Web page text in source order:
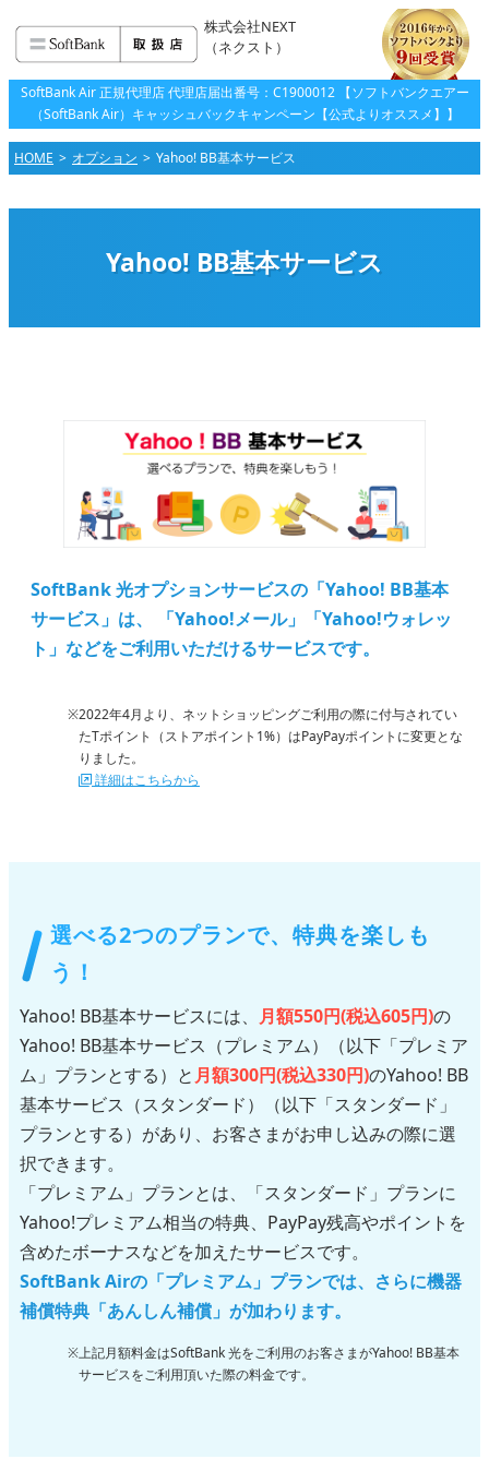
株式会社NEXT
（ネクスト）
SoftBank Air 正規代理店 代理店届出番号：C1900012 【ソフトバンクエアー
（SoftBank Air）キャッシュバックキャンペーン【公式よりオススメ】】
HOME オプション Yahoo! BB基本サービス
Yahoo! BB基本サービス
SoftBank 光オプションサービスの「Yahoo! BB基本
サービス」は、
「Yahoo!メール」「Yahoo!ウォレッ
ト」などをご利用いただけるサービスです。
2022年4月より、ネットショッピングご利用の際に付与されてい
たTポイント（ストアポイント1%）はPayPayポイントに変更とな
りました。
詳細はこちらから
選べる2つのプランで、特典を楽しも
う！
Yahoo! BB基本サービスには、 月額550円(税込605円)の
Yahoo! BB基本サービス（プレミアム）（以下「プレミア
ム」プランとする）と 月額300円(税込330円)のYahoo! BB
基本サービス（スタンダード）（以下「スタンダード」
プランとする）があり、お客さまがお申し込みの際に選
択できます。
「プレミアム」プランとは、「スタンダード」プランに
Yahoo!プレミアム相当の特典、PayPay残高やポイントを
含めたボーナスなどを加えたサービスです。
SoftBank Airの「プレミアム」プランでは、さらに機器
補償特典「あんしん補償」が加わります。
上記月額料金はSoftBank 光をご利用のお客さまがYahoo! BB基本
サービスをご利用頂いた際の料金です。